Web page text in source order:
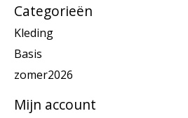
Categorieën
Kleding
Basis
zomer2026
Mijn account